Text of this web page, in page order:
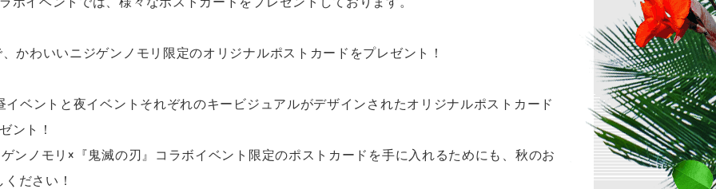
かわいいニジゲンノモリ限定のオリジナルポストカードをプレゼント！
イベントと夜イベントそれぞれのキービジュアルがデザインされたオリジナルポストカード
ント！
ンノモリ×『鬼滅の刃』コラボイベント限定のポストカードを手に入れるためにも、秋のお
ださい！